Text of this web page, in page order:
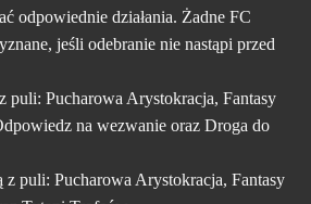
odpowiednie działania. Żadne FC
jeśli odebranie nie nastąpi przed
puli: Pucharowa Arystokracja, Fantasy
na wezwanie oraz Droga do
z puli: Pucharowa Arystokracja, Fantasy